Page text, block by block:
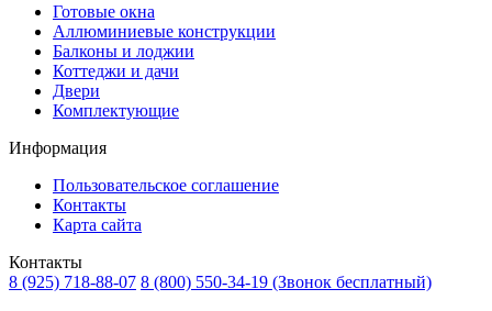
Готовые окна
Аллюминиевые конструкции
Балконы и лоджии
Коттеджи и дачи
Двери
Комплектующие
Информация
Пользовательское соглашение
Контакты
Карта сайта
Контакты
8 (925) 718-88-07 8 (800) 550-34-19 (Звонок бесплатный)